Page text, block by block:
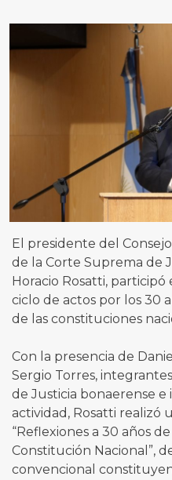
El presidente del
de la Corte Suprema de
Horacio Rosatti, participó
ciclo de actos por los 30
de las constituciones
Con la presencia de
Sergio Torres,
de Justicia bonaerense e
actividad, Rosatti realizó
“Reflexiones a 30 años
Constitución Nacional”,
convencional